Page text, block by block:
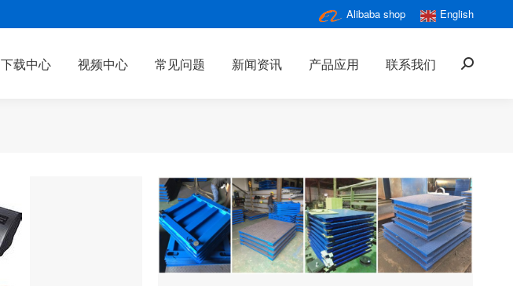
Alibaba shop English
下载中心 视频中心 常见问题 新闻资讯 产品应用 联系我们
搜